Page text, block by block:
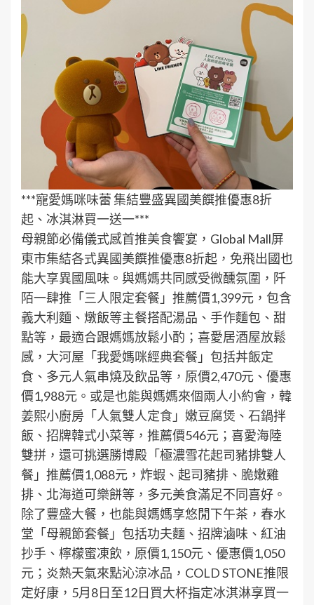
***寵愛媽咪味蕾 集結豐盛異國美饌推優惠8折
起、冰淇淋買一送一***
母親節必備儀式感首推美食饗宴，Global Mall屏
東市集結各式異國美饌推優惠8折起，免飛出國也
能大享異國風味。與媽媽共同感受微醺氛圍，阡
陌一肆推「三人限定套餐」推薦價1,399元，包含
義大利麵、燉飯等主餐搭配湯品、手作麵包、甜
點等，最適合跟媽媽放鬆小酌；喜愛居酒屋放鬆
感，大河屋「我愛媽咪經典套餐」包括丼飯定
食、多元人氣串燒及飲品等，原價2,470元、優惠
價1,988元。或是也能與媽媽來個兩人小約會，韓
姜熙小廚房「人氣雙人定食」嫩豆腐煲、石鍋拌
飯、招牌韓式小菜等，推薦價546元；喜愛海陸
雙拼，還可挑選勝博殿「極濃雪花起司豬排雙人
餐」推薦價1,088元，炸蝦、起司豬排、脆嫩雞
排、北海道可樂餅等，多元美食滿足不同喜好。
除了豐盛大餐，也能與媽媽享悠閒下午茶，春水
堂「母親節套餐」包括功夫麵、招牌滷味、紅油
抄手、檸檬蜜凍飲，原價1,150元、優惠價1,050
元；炎熱天氣來點沁涼冰品，COLD STONE推限
定好康，5月8日至12日買大杯指定冰淇淋享買一